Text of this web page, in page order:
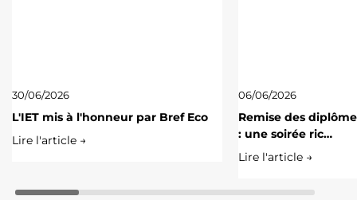
30/06/2026
L'IET mis à l'honneur par Bref Eco
Lire l'article →
06/06/2026
Remise des
: une soirée ric…
Lire l'article →